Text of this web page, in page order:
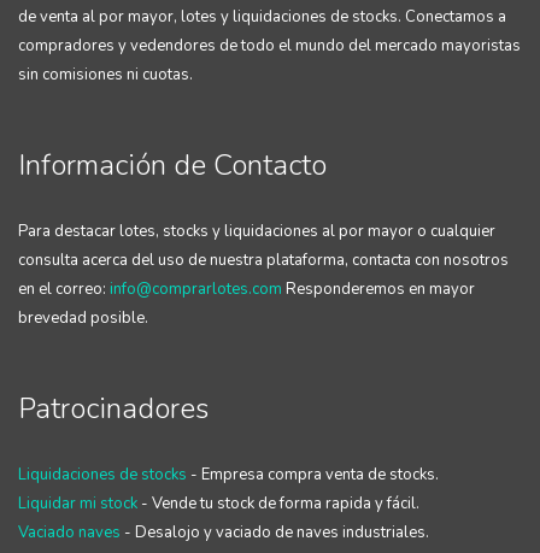
de venta al por mayor, lotes y liquidaciones de stocks. Conectamos a
compradores y vedendores de todo el mundo del mercado mayoristas
sin comisiones ni cuotas.
Información de Contacto
Para destacar lotes, stocks y liquidaciones al por mayor o cualquier
consulta acerca del uso de nuestra plataforma, contacta con nosotros
en el correo: info@comprarlotes.com Responderemos en mayor
brevedad posible.
Patrocinadores
Liquidaciones de stocks - Empresa compra venta de stocks.
Liquidar mi stock - Vende tu stock de forma rapida y fácil.
Vaciado naves - Desalojo y vaciado de naves industriales.